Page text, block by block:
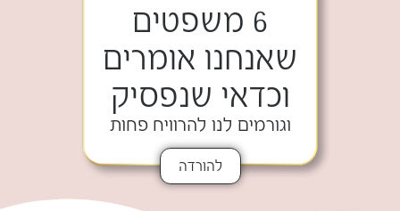
6 משפטים
שאנחנו אומרים
וכדאי שנפסיק
וגורמים לנו להרוויח פחות
להורדה